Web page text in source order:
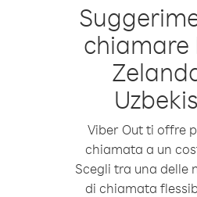
chiamare
Viber Out ti offre
chiamata a un
Scegli tra una delle
di chiamata